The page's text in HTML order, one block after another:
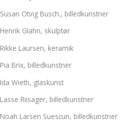
Susan Otvig Busch., billedkunstner
Henrik Glahn, skulptør
Rikke Laursen, keramik
Pia Brix, billedkunstner
Ida Wieth, glaskunst
Lasse Riisager, billedkunstner
Noah Larsen Suescun, billedkunstner